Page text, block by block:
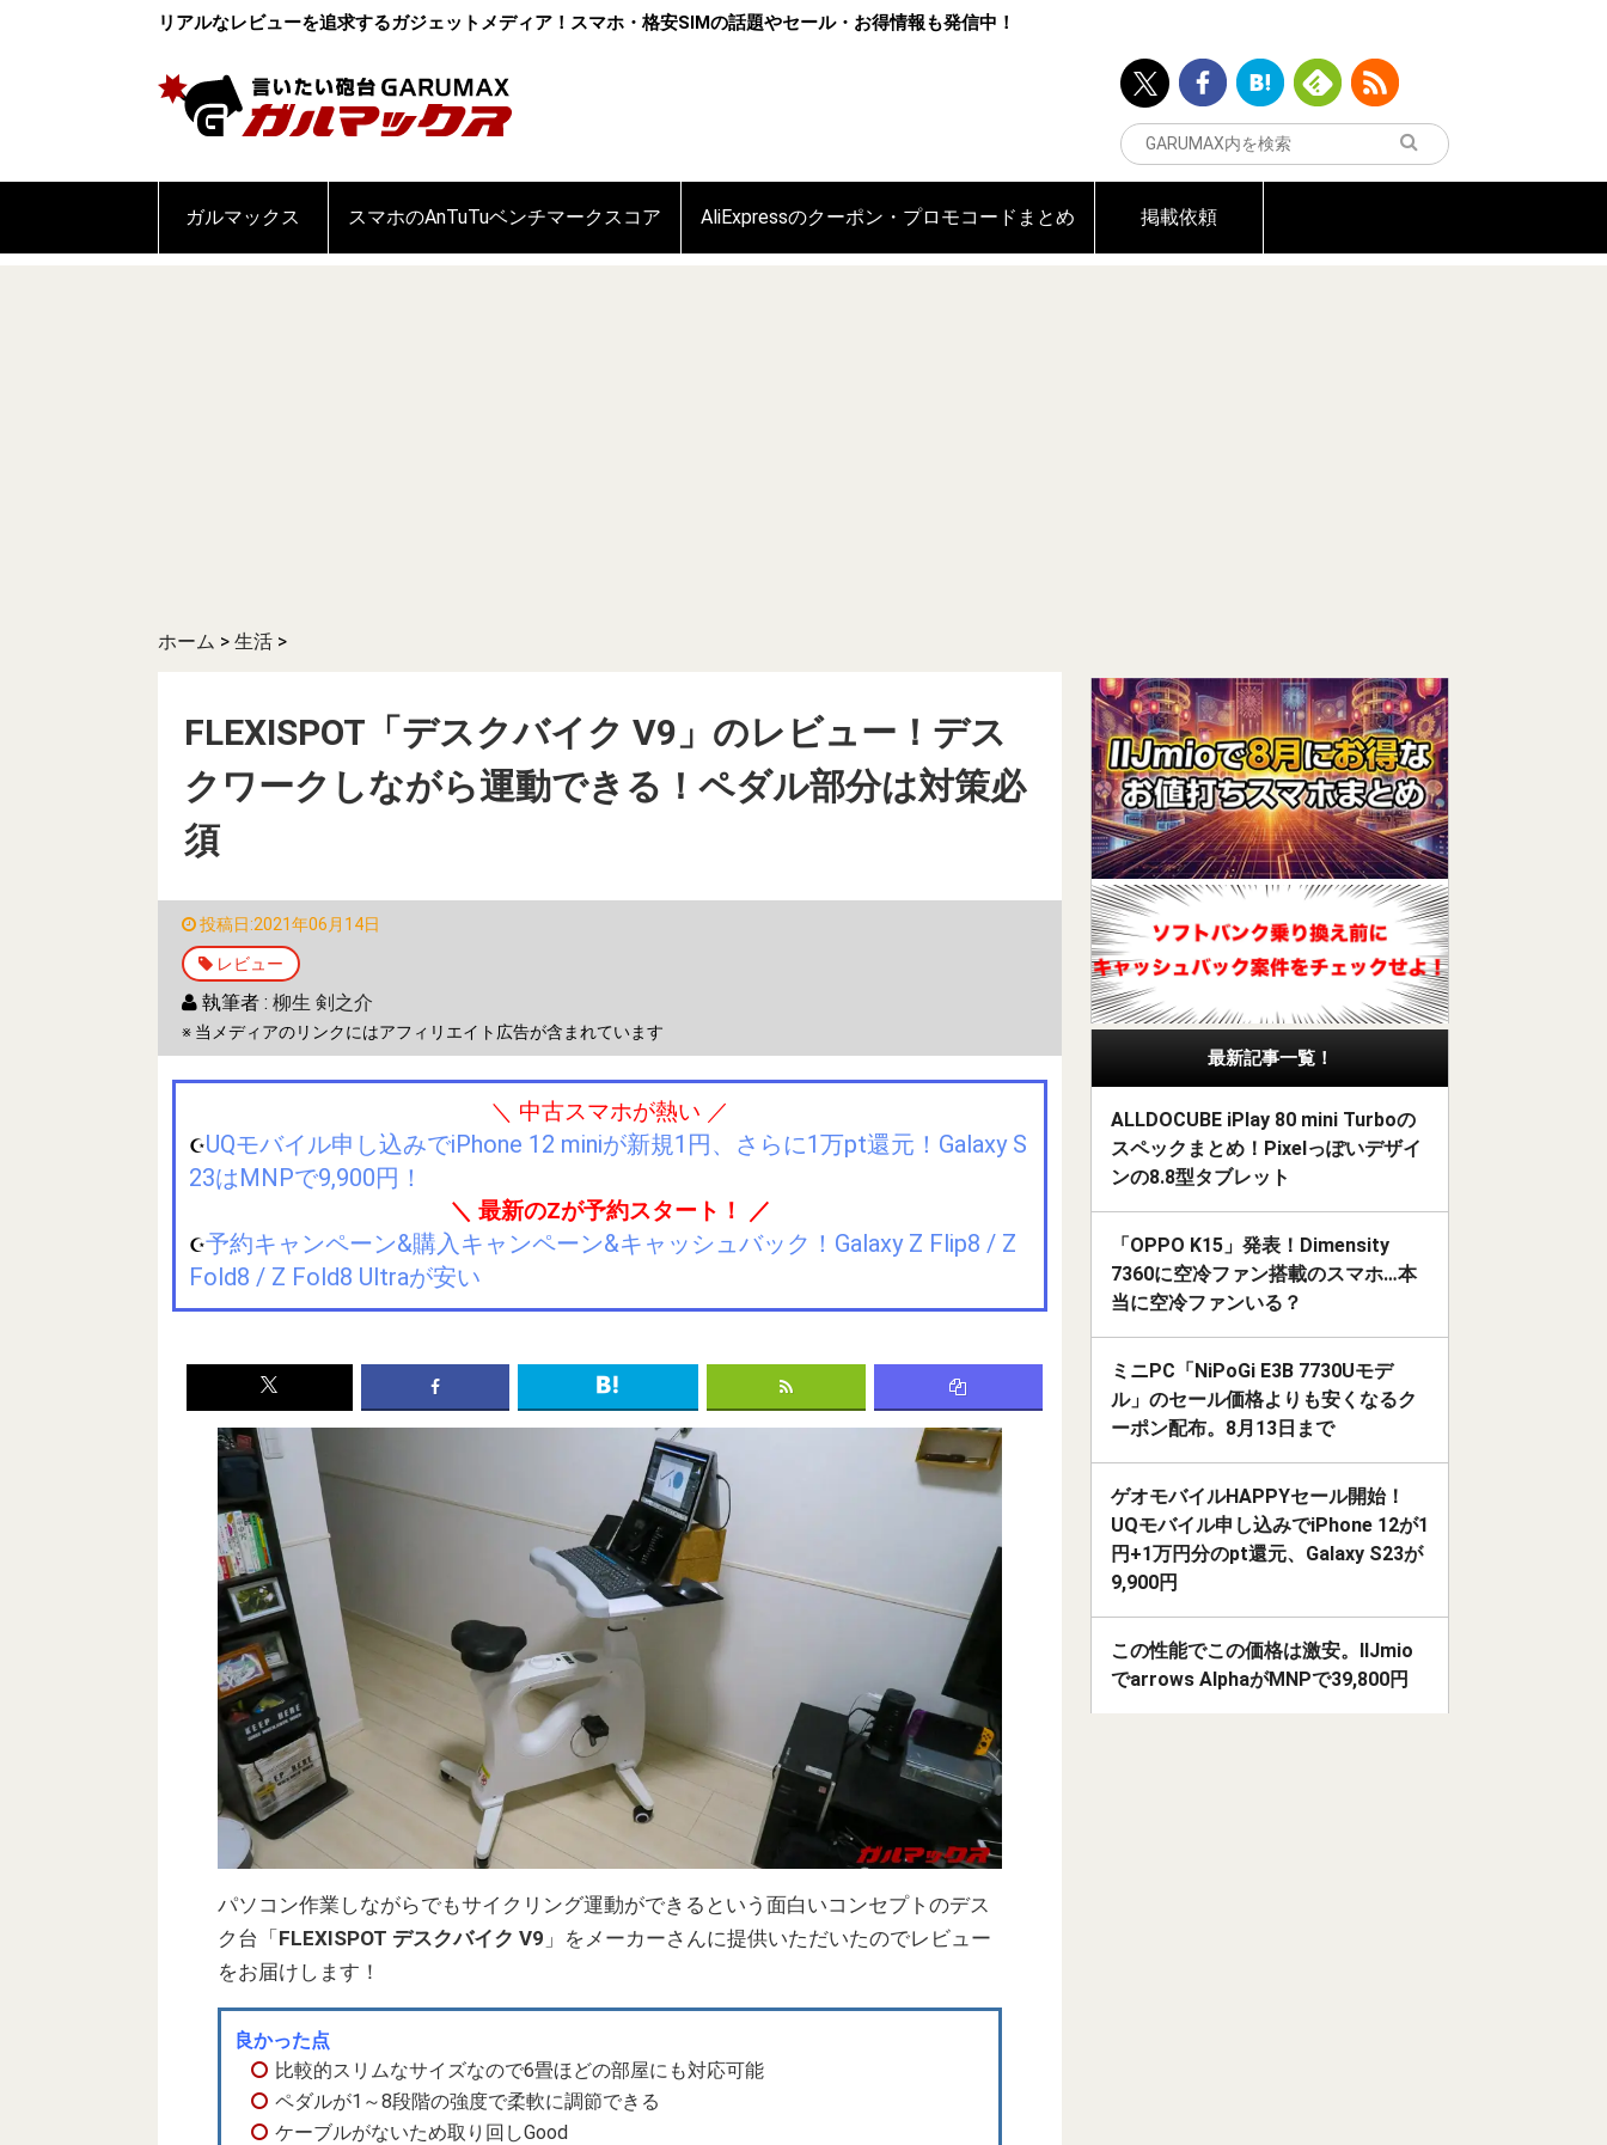
リアルなレビューを追求するガジェットメディア！スマホ・格安SIMの話題やセール・お得情報も発信中！
ガルマックス スマホのAnTuTuベンチマークスコア AliExpressのクーポン・プロモコードまとめ 掲載依頼
ホーム > 生活 >
FLEXISPOT「デスクバイク V9」のレビュー！デス
クワークしながら運動できる！ペダル部分は対策必
須
投稿日:2021年06月14日
レビュー
執筆者 : 柳生 剣之介
※ 当メディアのリンクにはアフィリエイト広告が含まれています
＼ 中古スマホが熱い ／
☪️UQモバイル申し込みでiPhone 12 miniが新規1円、さらに1万pt還元！Galaxy S
23はMNPで9,900円！
＼ 最新のZが予約スタート！ ／
☪️予約キャンペーン&購入キャンペーン&キャッシュバック！Galaxy Z Flip8 / Z
Fold8 / Z Fold8 Ultraが安い
パソコン作業しながらでもサイクリング運動ができるという面白いコンセプトのデス
ク台「FLEXISPOT デスクバイク V9 」をメーカーさんに提供いただいたのでレビュー
をお届けします！
良かった点
比較的スリムなサイズなので6畳ほどの部屋にも対応可能
ペダルが1～8段階の強度で柔軟に調節できる
ケーブルがないため取り回しGood
最新記事一覧！
ALLDOCUBE iPlay 80 mini Turboの
スペックまとめ！Pixelっぽいデザイ
ンの8.8型タブレット
「OPPO K15」発表！Dimensity
7360に空冷ファン搭載のスマホ…本
当に空冷ファンいる？
ミニPC「NiPoGi E3B 7730Uモデ
ル」のセール価格よりも安くなるク
ーポン配布。8月13日まで
ゲオモバイルHAPPYセール開始！
UQモバイル申し込みでiPhone 12が1
円+1万円分のpt還元、Galaxy S23が
9,900円
この性能でこの価格は激安。IIJmio
でarrows AlphaがMNPで39,800円